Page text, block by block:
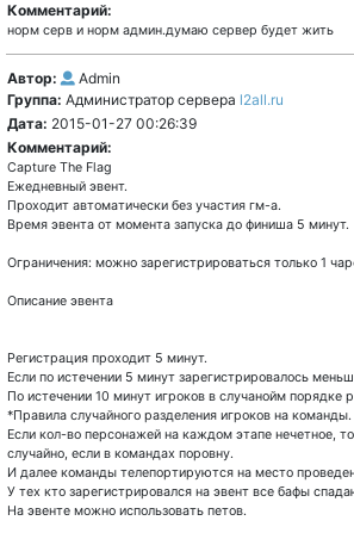
Комментарий:
норм серв и норм админ.думаю сервер будет жить
Автор:
Admin
Группа: Администратор сервера l2all.ru
Дата: 2015-01-27 00:26:39
Комментарий:
Capture The Flag
Ежедневный эвент.
Проходит автоматически без участия гм-а.
Время эвента от момента запуска до финиша 5 минут.
Ограничения: можно зарегистрироваться только 1
Описание эвента
Регистрация проходит 5 минут.
Если по истечении 5 минут зарегистрировалось
По истечении 10 минут игроков в случанойм порядке
*Правила случайного разделения игроков на команды.
Если кол-во персонажей на каждом этапе нечетное,
случайно, если в командах поровну.
И далее команды телепортируются на место
У тех кто зарегистрировался на эвент все бафы
На эвенте можно использовать петов.